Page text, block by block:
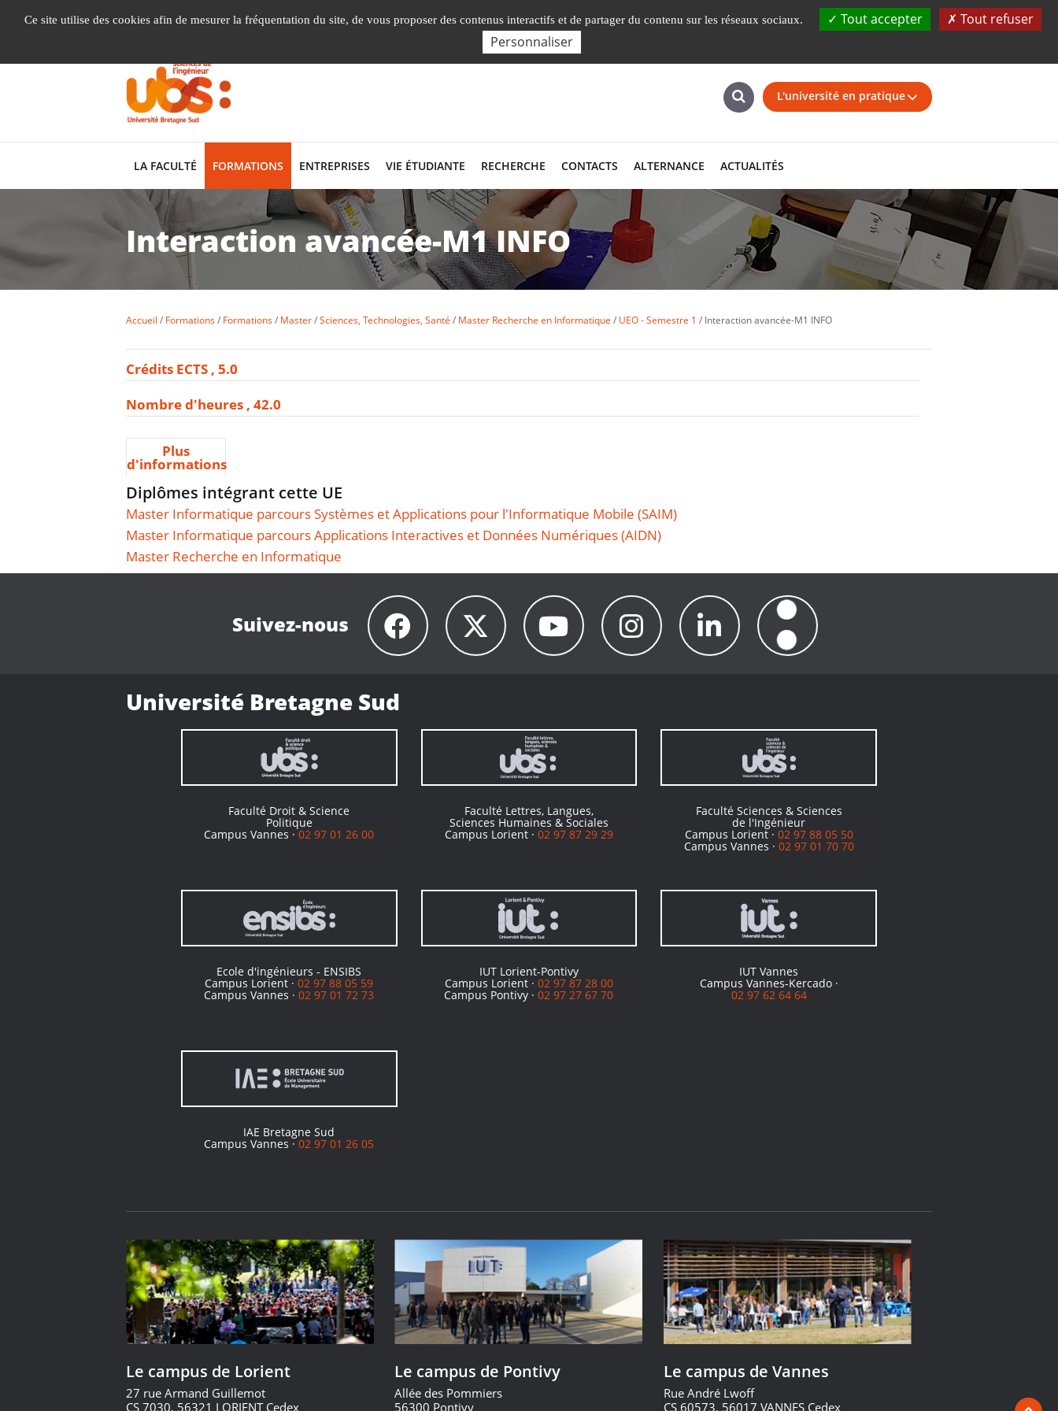
UBS Fondation La faculté en 360°
Nos Facultés, Instituts, Ecole
L'université en pratique
LA FACULTÉ FORMATIONS ENTREPRISES VIE ÉTUDIANTE RECHERCHE CONTACTS ALTERNANCE ACTUALITÉS
Interaction avancée-M1 INFO
Accueil Formations Formations Master Sciences, Technologies, Santé Master Recherche en Informatique UEO - Semestre 1 Interaction avancée-M1 INFO
Crédits ECTS 5.0
Nombre d'heures 42.0
Plus
d'informations
Diplômes intégrant cette UE
Master Informatique parcours Systèmes et Applications pour l'Informatique Mobile (SAIM)
Master Informatique parcours Applications Interactives et Données Numériques (AIDN)
Master Recherche en Informatique
Suivez-nous
Université Bretagne Sud
Faculté Droit & Science
Politique
Campus Vannes ·02 97 01 26 00
Faculté Lettres, Langues,
Sciences Humaines & Sociales
Campus Lorient · 02 97 87 29 29
Faculté Sciences & Sciences
de l'Ingénieur
Campus Lorient · 02 97 88 05 50
Campus Vannes · 02 97 01 70 70
Ecole d'ingénieurs - ENSIBS
Campus Lorient ·02 97 88 05 59
Campus Vannes ·02 97 01 72 73
IUT Lorient-Pontivy
Campus Lorient · 02 97 87 28 00
Campus Pontivy ·02 97 27 67 70
IUT Vannes
Campus Vannes-Kercado ·
02 97 62 64 64
IAE Bretagne Sud
Campus Vannes ·02 97 01 26 05
Le campus de Lorient
27 rue Armand Guillemot
CS 7030, 56321 LORIENT Cedex
Le campus de Pontivy
Allée des Pommiers
56300 Pontivy
Le campus de Vannes
Rue André Lwoff
CS 60573, 56017 VANNES Cedex
Ce site utilise des cookies afin de mesurer la fréquentation du site, de vous proposer des contenus interactifs et de partager du contenu sur les réseaux sociaux. Tout accepter
Tout refuser
Personnaliser